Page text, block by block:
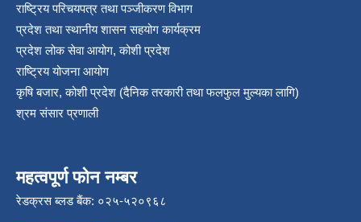
राष्ट्रिय परिचयपत्र तथा पञ्‍जीकरण विभाग
प्रदेश तथा स्थानीय शासन सहयोग कार्यक्रम
प्रदेश लोक सेवा आयोग, कोशी प्रदेश
राष्ट्रिय योजना आयोग
कृषि बजार, कोशी प्रदेश (दैनिक तरकारी तथा फलफुल मुल्यका लागि)
श्रम संसार प्रणाली
महत्वपूर्ण फोन नम्बर
रेडक्रस ब्लड बैंक: ०२५-५२०९६८